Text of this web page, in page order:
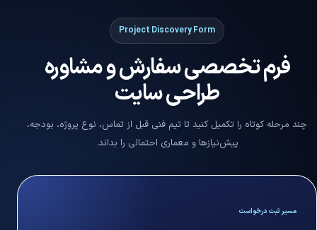
Project Discovery Form
فرم تخصصی سفارش و مشاوره
طراحی سایت
چند مرحله کوتاه را تکمیل کنید تا تیم فنی قبل از تماس، نوع پروژه، بودجه،
پیش‌نیازها و معماری احتمالی را بداند.
مسیر ثبت درخواست